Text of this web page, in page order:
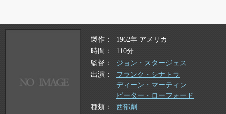
製作
1962年 アメリカ
時間
110分
監督
ジョン・スタージェス
出演
フランク・シナトラ
ディーン・マーティン
ピーター・ローフォード
種類
西部劇